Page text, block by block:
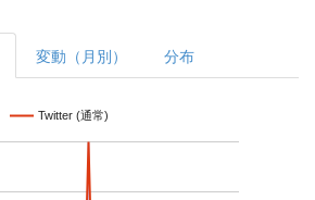
変動（月別） 分布
Twitter (通常)